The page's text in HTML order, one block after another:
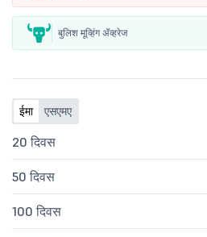
बुलिश मूव्हिंग ॲव्हरेज
ईमा एसएमए
20 दिवस
50 दिवस
100 दिवस